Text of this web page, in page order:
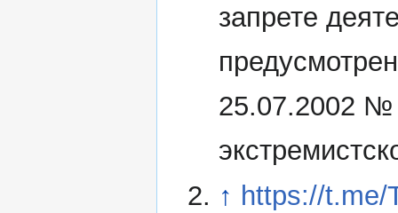
запрете
25.07.2002 №
↑ https://t.me/